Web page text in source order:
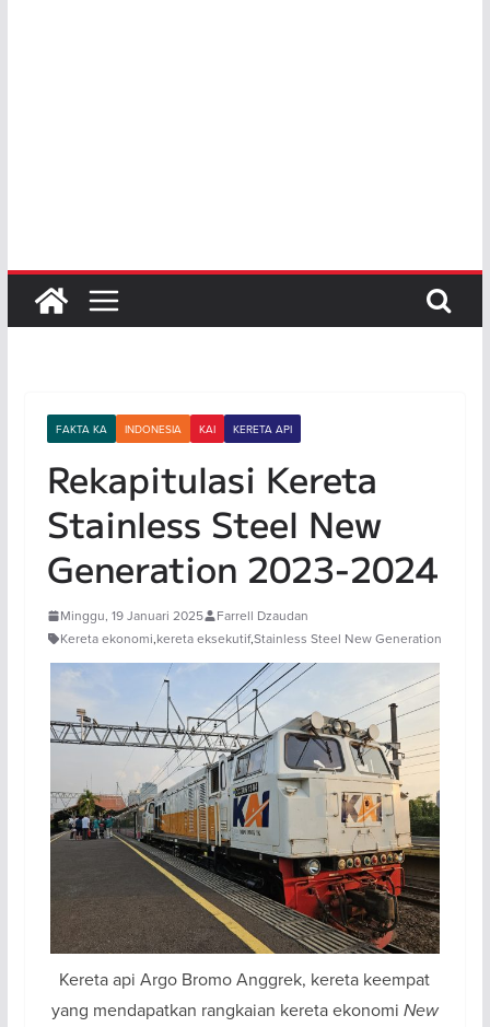
FAKTA KA INDONESIA KAI KERETA API
Rekapitulasi Kereta
Stainless Steel New
Generation 2023-2024
Minggu, 19 Januari 2025
Farrell Dzaudan
Kereta ekonomi,kereta eksekutif,Stainless Steel New Generation
Kereta api Argo Bromo Anggrek, kereta keempat
yang mendapatkan rangkaian kereta ekonomi New